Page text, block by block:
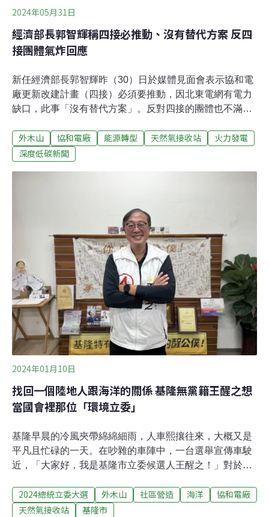
2024年05月31日
經濟部長郭智輝稱四接必推動、沒有替代方案 反四
接團體氣炸回應
新任經濟部長郭智輝昨（30）日於媒體見面會表示協和電
廠更新改建計畫（四接）必須要推動，因北東電網有電力
缺口，此事「沒有替代方案」。反對四接的團體也不滿回
口，呼籲評估更永續的電廠改建方案。新經濟部長談四
接：沒有替代方案新任經濟部長郭智輝昨日舉辦媒體見面
接）完全沒有替代方案，一定要推動。」郭智輝說明，單
看北東電網的話，隨著機組陸續除役，預估2025年起只剩
和平電廠130萬瓩電源，電力需求將有470萬瓩的缺口，超
過其他區域供電傳輸的能力。加上未來減煤的目標，可能
讓缺口更擴大，因此必須要推動，會再跟地方溝通，希望
可以把電廠蓋出來。據了解，台電電源開發「區域平衡」
的原則，每個區域都應自有電源發電，因為長途
外木山 協和電廠 能源轉型 天然氣接收站
火力發電
深度低碳新聞
2024年01月10日
找回一個陸地人跟海洋的關係 基隆無黨籍王醒之想
當國會裡那位「環境立委」
基隆早晨的冷風夾帶綿綿細雨，人車熙攘往來，大概又是
平凡且忙碌的一天。在吵雜的車陣中，一台選舉宣傳車駛
近，「大家好，我是基隆市立委候選人王醒之！」對於站
人，可能知道他是「突襲參選」的無黨籍基隆市立委候選
人。在此之前，可能更多人聽過他是基隆「護海公投」的
2024總統立委大選 外木山 社區營造 海洋
協和電廠
天然氣接收站
基隆市